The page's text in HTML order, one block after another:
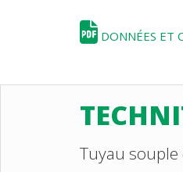
DONNÉES ET
Tuyau souple